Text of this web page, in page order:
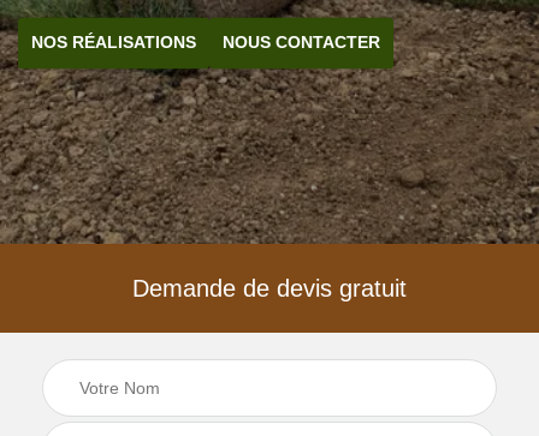
NOS RÉALISATIONS NOUS CONTACTER
Demande de devis gratuit